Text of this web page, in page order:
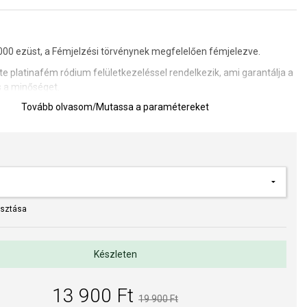
ezüst, a Fémjelzési törvénynek megfelelően fémjelezve.
platinafém ródium felületkezeléssel rendelkezik, ami garantálja a
minőséget.
Tovább olvasom/Mutassa a paramétereket
Készleten
13 900 Ft 19 900 Ft